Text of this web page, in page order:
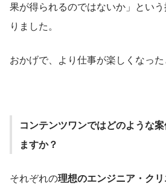
果が得られるのではないか」とい
りました。
おかげで、より仕事が楽しくなった
コンテンツワンではどのような
ますか？
それぞれの理想のエンジニア・ク